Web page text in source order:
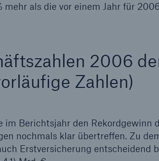
mehr als die vor einem Jahr für
2006
Zahlen)
im Berichtsjahr den Rekordgewinn
nochmals klar übertreffen. Zu
Erstversicherung entscheidend